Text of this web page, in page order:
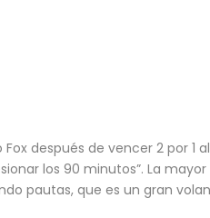
después de vencer 2 por 1
los 90 minutos”. La
pautas, que es un gran